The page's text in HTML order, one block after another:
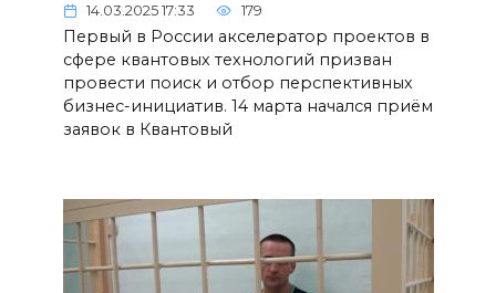
14.03.2025 17:33 179
Первый в России акселератор проектов в
сфере квантовых технологий призван
провести поиск и отбор перспективных
бизнес-инициатив. 14 марта начался приём
заявок в Квантовый